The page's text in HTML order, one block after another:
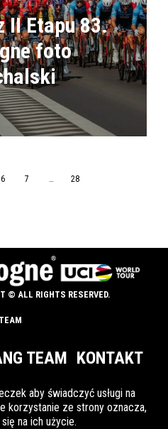
II Etapu 83.
foto
6 7 … 28
© ALL RIGHTS RESERVED.
TEAM KONTAKT
INFO DLA OZN
aby świadczyć usługi na
korzystanie ze strony oznacza,
na ich użycie.